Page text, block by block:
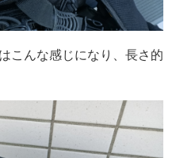
こんな感じになり、長さ的